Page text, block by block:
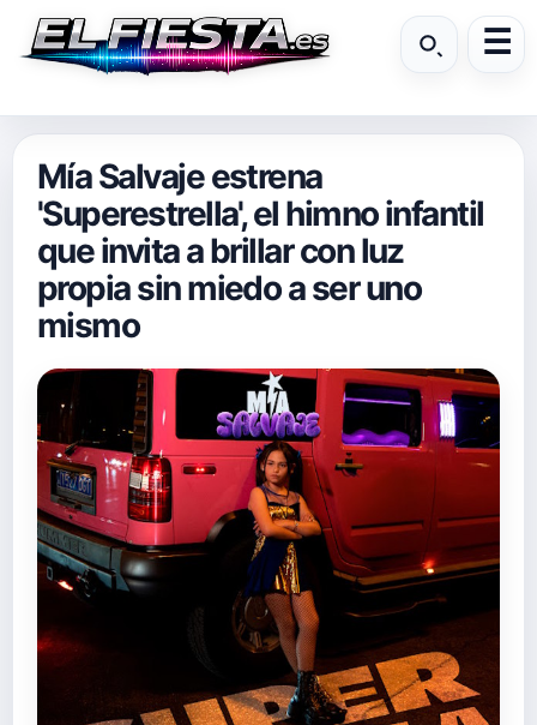
Mía Salvaje estrena
'Superestrella', el himno infantil
que invita a brillar con luz
propia sin miedo a ser uno
mismo